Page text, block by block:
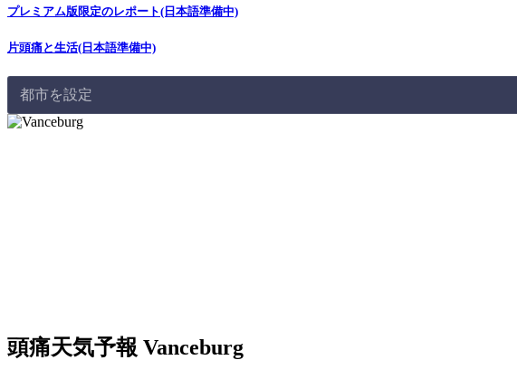
プレミアム版限定のレポート(日本語準備中)
片頭痛と生活(日本語準備中)
都市を設定
頭痛天気予報 Vanceburg